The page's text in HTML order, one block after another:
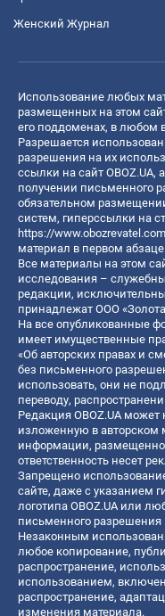
Женский Журнал
Использование любых
размещенных на этом
его поддоменах, в любом
Разрешается
разрешения на их
ссылки на сайт OBOZ.UA,
получении письменного
обязательном
систем, гиперссылки на
https://www.obozrevatel.com
материал в первом
Все материалы на этом
исследования –
редакции,
принадлежат ООО
На все опубликованные
имеет имущественные
«Об авторских правах и
без письменного
использовать, они не
переводу,
Редакция OBOZ.UA может
изложенную в авторском
информации,
ответственность несет
Запрещено
сайте, даже с указанием
логотипа OBOZ.UA или
письменного
Незаконным
любое копирование,
распространение,
использованием,
распространение,
изменения материала.